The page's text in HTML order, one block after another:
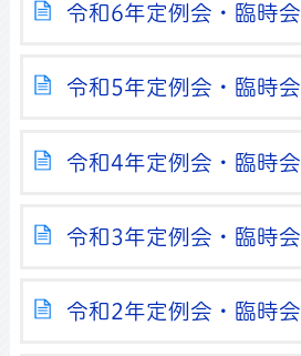
令和6年定例会・臨時会
令和5年定例会・臨時会
令和4年定例会・臨時会
令和3年定例会・臨時会
令和2年定例会・臨時会